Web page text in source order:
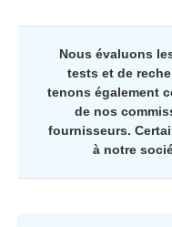
Nous évaluons
tests et de
tenons également
de nos
fournisseurs.
à notre